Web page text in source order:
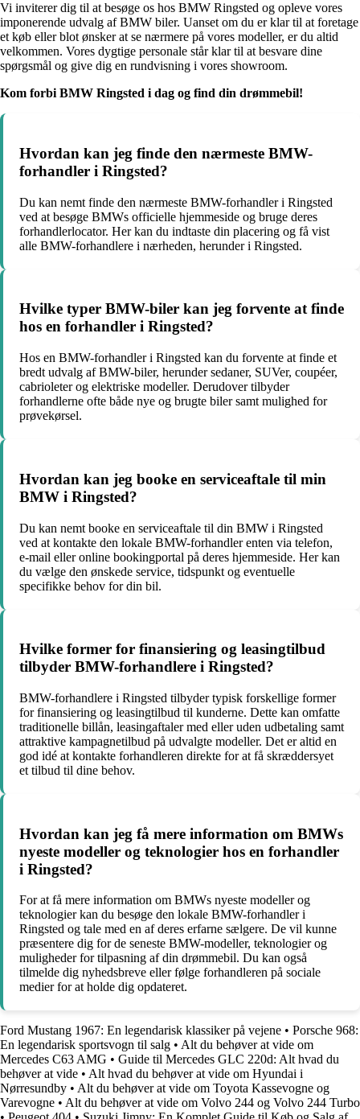
Vi inviterer dig til at besøge os hos BMW Ringsted og opleve vores
imponerende udvalg af BMW biler. Uanset om du er klar til at foretage
et køb eller blot ønsker at se nærmere på vores modeller, er du altid
velkommen. Vores dygtige personale står klar til at besvare dine
spørgsmål og give dig en rundvisning i vores showroom.
Kom forbi BMW Ringsted i dag og find din drømmebil!
Hvordan kan jeg finde den nærmeste BMW-
forhandler i Ringsted?
Du kan nemt finde den nærmeste BMW-forhandler i Ringsted
ved at besøge BMWs officielle hjemmeside og bruge deres
forhandlerlocator. Her kan du indtaste din placering og få vist
alle BMW-forhandlere i nærheden, herunder i Ringsted.
Hvilke typer BMW-biler kan jeg forvente at finde
hos en forhandler i Ringsted?
Hos en BMW-forhandler i Ringsted kan du forvente at finde et
bredt udvalg af BMW-biler, herunder sedaner, SUVer, coupéer,
cabrioleter og elektriske modeller. Derudover tilbyder
forhandlerne ofte både nye og brugte biler samt mulighed for
prøvekørsel.
Hvordan kan jeg booke en serviceaftale til min
BMW i Ringsted?
Du kan nemt booke en serviceaftale til din BMW i Ringsted
ved at kontakte den lokale BMW-forhandler enten via telefon,
e-mail eller online bookingportal på deres hjemmeside. Her kan
du vælge den ønskede service, tidspunkt og eventuelle
specifikke behov for din bil.
Hvilke former for finansiering og leasingtilbud
tilbyder BMW-forhandlere i Ringsted?
BMW-forhandlere i Ringsted tilbyder typisk forskellige former
for finansiering og leasingtilbud til kunderne. Dette kan omfatte
traditionelle billån, leasingaftaler med eller uden udbetaling samt
attraktive kampagnetilbud på udvalgte modeller. Det er altid en
god idé at kontakte forhandleren direkte for at få skræddersyet
et tilbud til dine behov.
Hvordan kan jeg få mere information om BMWs
nyeste modeller og teknologier hos en forhandler
i Ringsted?
For at få mere information om BMWs nyeste modeller og
teknologier kan du besøge den lokale BMW-forhandler i
Ringsted og tale med en af deres erfarne sælgere. De vil kunne
præsentere dig for de seneste BMW-modeller, teknologier og
muligheder for tilpasning af din drømmebil. Du kan også
tilmelde dig nyhedsbreve eller følge forhandleren på sociale
medier for at holde dig opdateret.
Ford Mustang 1967: En legendarisk klassiker på vejene • Porsche 968:
En legendarisk sportsvogn til salg • Alt du behøver at vide om
Mercedes C63 AMG • Guide til Mercedes GLC 220d: Alt hvad du
behøver at vide • Alt hvad du behøver at vide om Hyundai i
Nørresundby • Alt du behøver at vide om Toyota Kassevogne og
Varevogne • Alt du behøver at vide om Volvo 244 og Volvo 244 Turbo